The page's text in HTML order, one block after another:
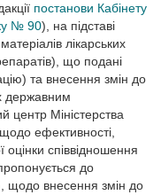
постанови Кабінету
№ 90), на підставі
лікарських
що подані
та внесення змін до
державним
центр Міністерства
ефективності,
оцінки співвідношення
до
щодо внесення змін до